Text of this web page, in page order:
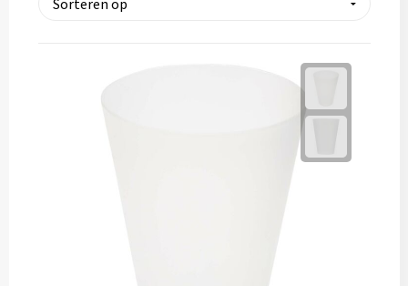
Thermosflessen
Fruitwaterflessen